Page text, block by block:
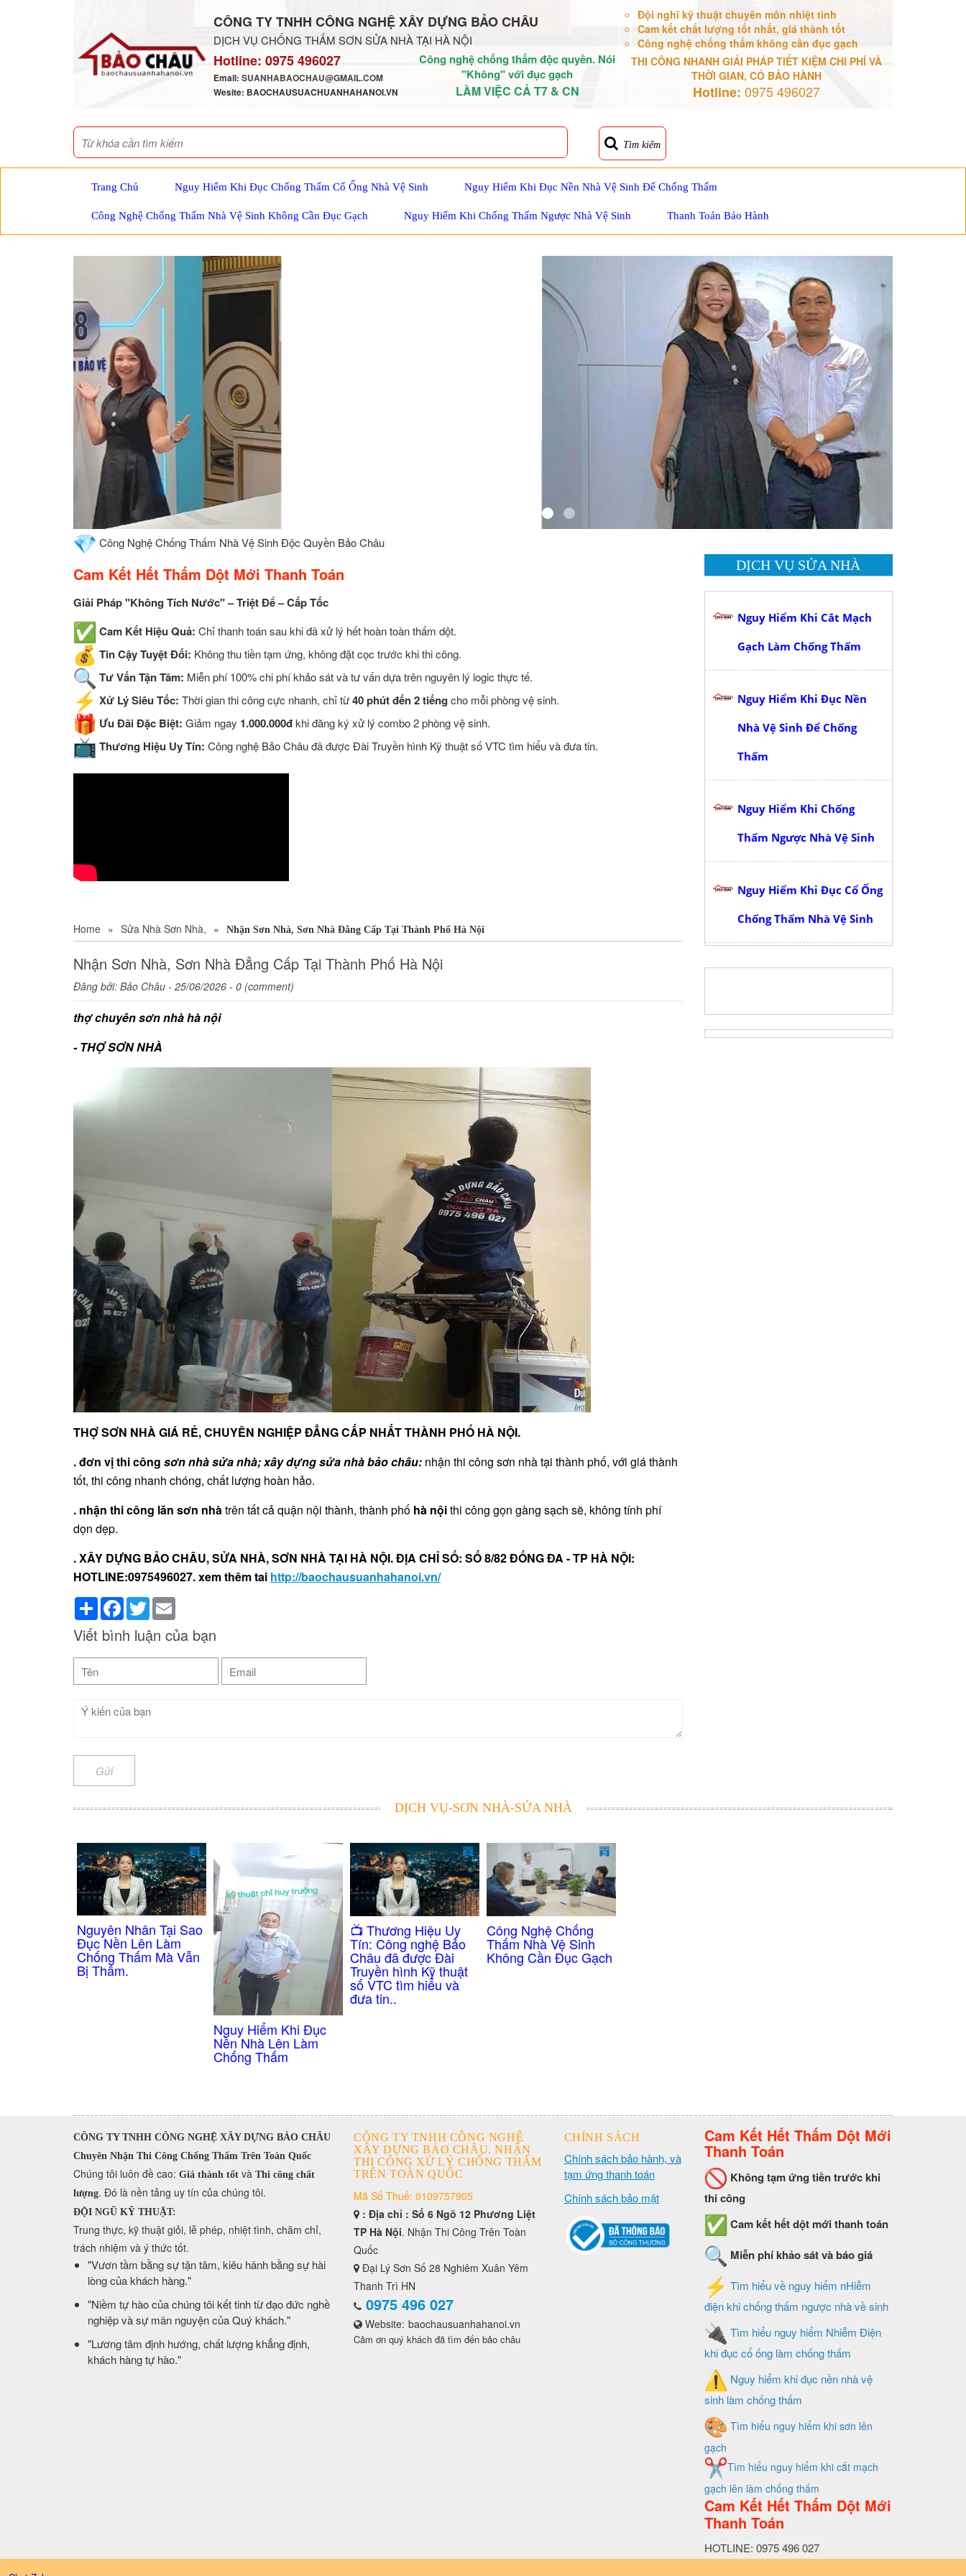
CÔNG TY TNHH CÔNG NGHỆ XÂY DỰNG BẢO CHÂU
DỊCH VỤ CHỐNG THẤM SƠN SỬA NHÀ TẠI HÀ NỘI
Hotline: 0975 496027
Email: SUANHABAOCHAU@GMAIL.COM
Wesite: BAOCHAUSUACHUANHAHANOI.VN
Công nghệ chống thấm độc quyền. Nói
"Không" với đục gạch
LÀM VIỆC CẢ T7 & CN
Đội nghĩ kỹ thuật chuyên môn nhiệt tình
Cam kết chất lượng tốt nhất, giá thành tốt
Công nghệ chống thấm không cần đục gạch
THI CÔNG NHANH GIẢI PHÁP TIẾT KIỆM CHI PHÍ VÀ
THỜI GIAN, CÓ BẢO HÀNH
Hotline: 0975 496027
Tìm kiếm
Trang Chủ Nguy Hiểm Khi Đục Chống Thấm Cổ Ống Nhà Vệ Sinh Nguy Hiểm Khi Đục Nền Nhà Vệ Sinh Để Chống Thấm
Công Nghệ Chống Thấm Nhà Vệ Sinh Không Cần Đục Gạch Nguy Hiểm Khi Chống Thấm Ngược Nhà Vệ Sinh Thanh Toán Bảo Hành
Công Nghệ Chống Thấm Nhà Vệ Sinh Độc Quyền Bảo Châu
Cam Kết Hết Thấm Dột Mới Thanh Toán
Giải Pháp "Không Tích Nước" – Triệt Để – Cấp Tốc
Cam Kết Hiệu Quả: Chỉ thanh toán sau khi đã xử lý hết hoàn toàn thấm dột.
Tin Cậy Tuyệt Đối: Không thu tiền tạm ứng, không đặt cọc trước khi thi công.
Tư Vấn Tận Tâm: Miễn phí 100% chi phí khảo sát và tư vấn dựa trên nguyên lý logic thực tế.
Xử Lý Siêu Tốc: Thời gian thi công cực nhanh, chỉ từ40 phút đến 2 tiếng cho mỗi phòng vệ sinh.
Ưu Đãi Đặc Biệt: Giảm ngay 1.000.000đkhi đăng ký xử lý combo 2 phòng vệ sinh.
Thương Hiệu Uy Tín: Công nghệ Bảo Châu đã được Đài Truyền hình Kỹ thuật số VTC tìm hiểu và đưa tin.
Home » Sửa Nhà Sơn Nhà, » Nhận Sơn Nhà, Sơn Nhà Đẳng Cấp Tại Thành Phố Hà Nội
Nhận Sơn Nhà, Sơn Nhà Đẳng Cấp Tại Thành Phố Hà Nội
Đăng bởi: Bảo Châu - 25/06/2026 - 0 (comment)
thợ chuyên sơn nhà hà nội
- THỢ SƠN NHÀ
THỢ SƠN NHÀ GIÁ RẺ, CHUYÊN NGHIỆP ĐẲNG CẤP NHẤT THÀNH PHỐ HÀ NỘI.
.đơn vị thi công sơn nhà sửa nhà; xây dựng sửa nhà bảo châu: nhận thi công sơn nhà tại thành phố, với giá thành
tốt, thi công nhanh chóng, chất lượng hoàn hảo.
. nhận thi công lăn sơn nhàtrên tất cả quận nội thành, thành phố hà nộithi công gọn gàng sạch sẽ, không tính phí
dọn dẹp.
. XÂY DỰNG BẢO CHÂU, SỬA NHÀ, SƠN NHÀ TẠI HÀ NỘI. ĐỊA CHỈ SỐ: SỐ 8/82 ĐỐNG ĐA - TP HÀ NỘI:
HOTLINE:0975496027. xem thêm tai http://baochausuanhahanoi.vn/
ShareFacebook
Twitter
Viết bình luận của bạn
Gửi
DỊCH VỤ SỬA NHÀ
Nguy Hiểm Khi Cắt Mạch
Gạch Làm Chống Thấm
Nguy Hiểm Khi Đục Nền
Nhà Vệ Sinh Để Chống
Thấm
Nguy Hiểm Khi Chống
Thấm Ngược Nhà Vệ Sinh
Nguy Hiểm Khi Đục Cổ Ống
Chống Thấm Nhà Vệ Sinh
DỊCH VỤ-SƠN NHÀ-SỬA NHÀ
Nguyên Nhân Tại Sao
Đục Nền Lên Làm
Chống Thấm Mà Vẫn
Bị Thấm.
Nguy Hiểm Khi Đục
Nền Nhà Lên Làm
Chống Thấm
​📺 Thương Hiệu Uy
Tín: Công nghệ Bảo
Châu đã được Đài
Truyền hình Kỹ thuật
số VTC tìm hiểu và
đưa tin..
Công Nghệ Chống
Thấm Nhà Vệ Sinh
Không Cần Đục Gạch
CÔNG TY TNHH CÔNG NGHỆ XÂY DỰNG BẢO CHÂU
Chuyên Nhận Thi Công Chống Thấm Trên Toàn Quốc
​Chúng tôi luôn đề cao: Giá thành tốt và Thi công chất
lượng. Đó là nền tảng uy tín của chúng tôi.
ĐỘI NGŨ KỸ THUẬT:
Trung thực, kỹ thuật giỏi, lễ phép, nhiệt tình, chăm chỉ,
trách nhiệm và ý thức tốt.
​"Vươn tầm bằng sự tận tâm, kiêu hãnh bằng sự hài
lòng của khách hàng."
​"Niềm tự hào của chúng tôi kết tinh từ đạo đức nghề
nghiệp và sự mãn nguyện của Quý khách."
​"Lương tâm định hướng, chất lượng khẳng định,
khách hàng tự hào."
CÔNG TY TNHH CÔNG NGHỆ
XÂY DỰNG BẢO CHÂU. NHẬN
THI CÔNG XỬ LÝ CHỐNG THẤM
TRÊN TOÀN QUỐC
Mã Số Thuế: 0109757905
: Địa chỉ : Số 6 Ngõ 12 Phương Liệt
TP Hà Nội. Nhận Thi Công Trên Toàn
Quốc
Đại Lý Sơn Số 28 Nghiêm Xuân Yêm
Thanh Trì HN
0975 496 027
Website: baochausuanhahanoi.vn
Cảm ơn quý khách đã tìm đến bảo châu
CHÍNH SÁCH
Chính sách bảo hành, và
tạm ứng thanh toán
Chính sách bảo mật
Cam Kết Hết Thấm Dột Mới
Thanh Toán
Không tạm ứng tiền trước khi
thi công
Cam kết hết dột mới thanh toán
Miễn phí khảo sát và báo giá
Tìm hiểu về nguy hiểm nHiễm
điện khi chống thấm ngược nhà về sinh
Tìm hiểu nguy hiểm Nhiễm Điện
khi đục cổ ống làm chống thấm
Nguy hiểm khi đục nền nhà vệ
sinh làm chống thấm
Tìm hiểu nguy hiểm khi sơn lên
gạch
Tìm hiểu nguy hiểm khi cắt mạch
gạch lên làm chống thấm
Cam Kết Hết Thấm Dột Mới
Thanh Toán
HOTLINE: 0975 496 027